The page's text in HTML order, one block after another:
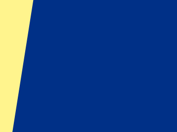
Entradas electrónicas oficiales
Más información
1 de 1 evento visto
Footer menu
Clubes destacados